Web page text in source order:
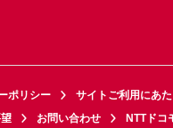
ポリシー サイトご利用にあ
お問い合わせ NTTドコ